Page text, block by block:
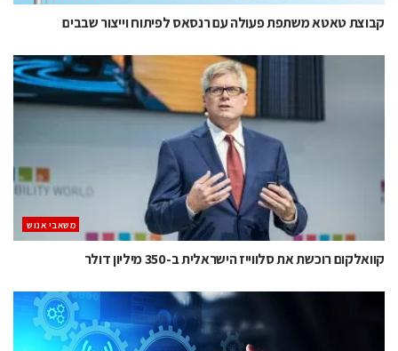
קבוצת טאטא משתפת פעולה עם רנסאס לפיתוח וייצור שבבים
משאבי אנוש
קוואלקום רוכשת את סלווייז הישראלית ב-350 מיליון דולר